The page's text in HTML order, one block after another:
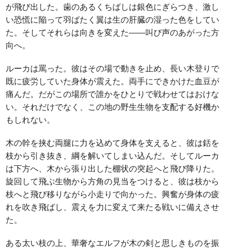
が飛び出した。歯のあるくちばしは銀色にぎらつき、激し
い恐慌に陥って羽ばたく翼は生の肝臓の湿った色をしてい
た。そしてそれらは向きを変えた――叫び声のあがった方
向へ。
ルーカは罵った。彼はその場で動きを止め、長い木登りで
既に疲労していた身体が震えた。両手にできかけた血豆が
痛んだ。だがこの場所で誰かをひとりで戦わせてはおけな
い。それだけでなく、この地の野生生物を支配する好機か
もしれない。
木の幹を挟む両腿に力を込めて身体を支えると、彼は銛を
枝から引き抜き、綱を解いてしまい込んだ。そしてルーカ
は下方へ、木から張り出した棚状の突起へと飛び降りた。
旋回して飛ぶ生物から方角の見当をつけると、彼は枝から
枝へと飛び移りながら小走りで向かった。興奮が身体の疲
れを吹き飛ばし、震えを力に変えて来たる戦いに備えさせ
た。
ある太い枝の上、華奢なエルフが木の剣と思しきものを振